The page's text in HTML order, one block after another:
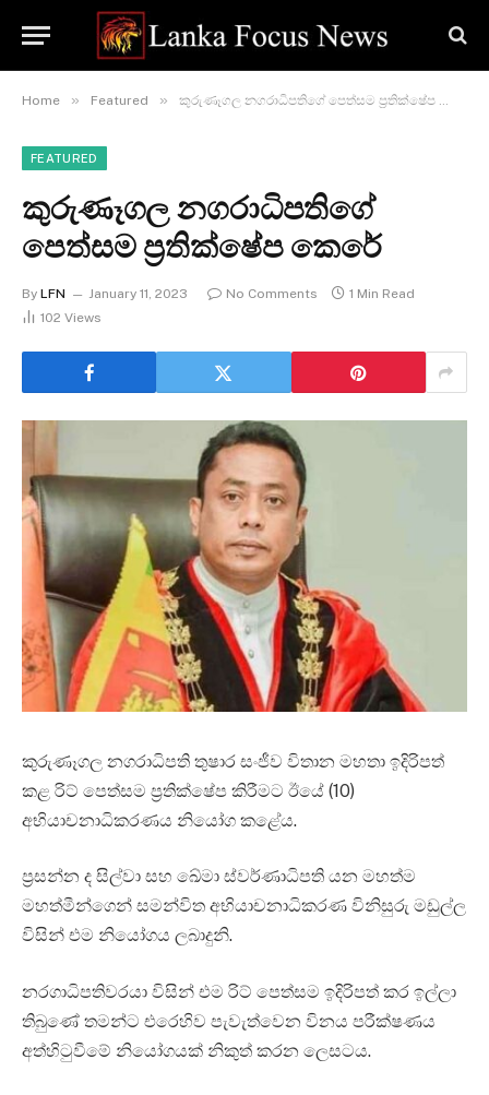
Home » Featured » කුරුණෑගල නගරාධිපතිගේ පෙත්සම ප්‍රතික්ෂේප කෙරේ
FEATURED
කුරුණෑගල නගරාධිපතිගේ
පෙත්සම ප්‍රතික්ෂේප කෙරේ
By LFN January 11, 2023 No Comments
1 Min Read
102 Views
කුරුණෑගල නගරාධිපති තුෂාර සංජීව විතාන මහතා ඉදිරිපත්
කළ රිට් පෙත්සම ප්‍රතික්ෂේප කිරීමට ඊයේ (10)
අභියාචනාධිකරණය නියෝග කළේය.
ප්‍රසන්න ද සිල්වා සහ ඛේමා ස්වර්ණාධිපති යන මහත්ම
මහත්මීන්ගෙන් සමන්විත අභියාචනාධිකරණ විනිසුරු මඩුල්ල
විසින් එම නියෝගය ලබාදුනි.
නරගාධිපතිවරයා විසින් එම රිට් පෙත්සම ඉදිරිපත් කර ඉල්ලා
තිබුණේ තමන්ට එරෙහිව පැවැත්වෙන විනය පරීක්ෂණය
අත්හිටුවීමේ නියෝගයක් නිකුත් කරන ලෙසටය.